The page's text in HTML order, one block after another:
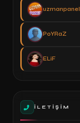
uzmanpanel
PoYRaZ
ELiF
İLETIŞIM